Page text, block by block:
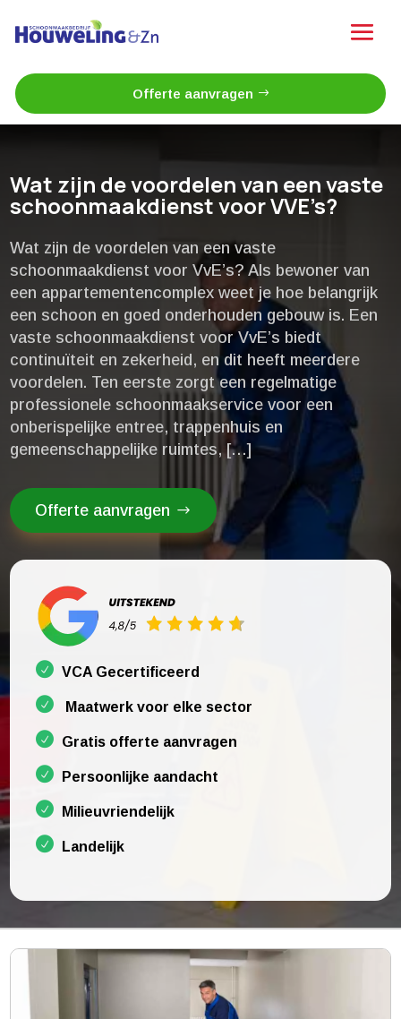
Offerte aanvragen
Wat zijn de voordelen van een vaste
schoonmaakdienst voor VVE’s?
Wat zijn de voordelen van een vaste
schoonmaakdienst voor VvE’s? Als bewoner van
een appartementencomplex weet je hoe belangrijk
een schoon en goed onderhouden gebouw is.​ Een
vaste schoonmaakdienst voor VvE’s biedt
continuïteit en zekerheid, en dit heeft meerdere
voordelen.​ Ten eerste zorgt een regelmatige
professionele schoonmaakservice voor een
onberispelijke entree, trappenhuis en
gemeenschappelijke ruimtes, […]
Offerte aanvragen
VCA Gecertificeerd
Maatwerk voor elke sector
Gratis offerte aanvragen
Persoonlijke aandacht
Milieuvriendelijk
Landelijk